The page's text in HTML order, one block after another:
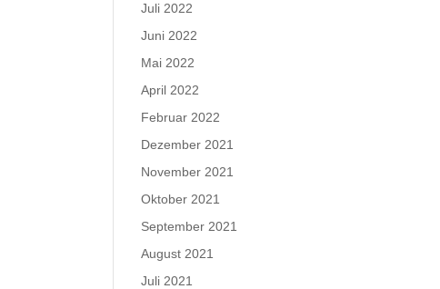
Juli 2022
Juni 2022
Mai 2022
April 2022
Februar 2022
Dezember 2021
November 2021
Oktober 2021
September 2021
August 2021
Juli 2021